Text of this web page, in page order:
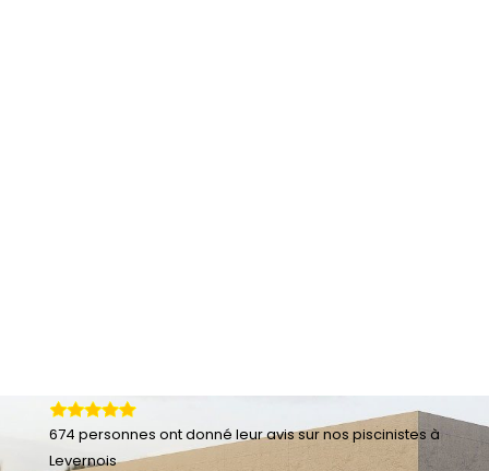
674 personnes ont donné leuravis sur nos piscinistes à
Levernois